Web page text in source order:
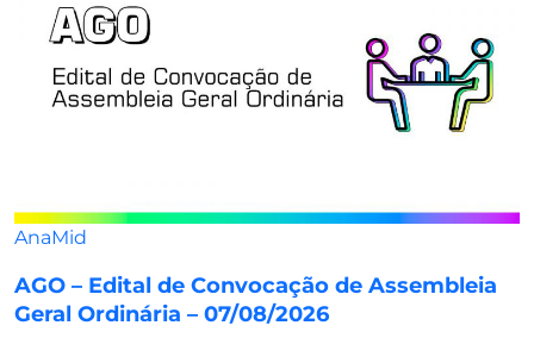
AnaMid
AGO – Edital de Convocação de Assembleia
Geral Ordinária – 07/08/2026